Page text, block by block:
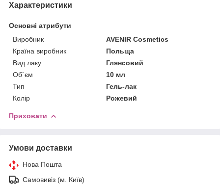
Характеристики
Основні атрибути
Виробник
AVENIR Cosmetics
Країна виробник
Польща
Вид лаку
Глянсовий
Об`єм
10 мл
Тип
Гель-лак
Колір
Рожевий
Приховати
Умови доставки
Нова Пошта
Самовивіз (м. Київ)